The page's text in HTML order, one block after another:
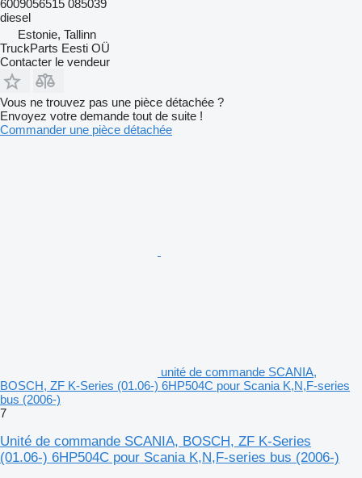
6009056515 085039
diesel
Estonie, Tallinn
TruckParts Eesti OÜ
Contacter le vendeur
Vous ne trouvez pas une pièce détachée ?
Envoyez votre demande tout de suite !
Commander une pièce détachée
unité de commande SCANIA,
BOSCH, ZF K-Series (01.06-) 6HP504C pour Scania K,N,F-series
bus (2006-)
7
Unité de commande SCANIA, BOSCH, ZF K-Series
(01.06-) 6HP504C pour Scania K,N,F-series bus (2006-)